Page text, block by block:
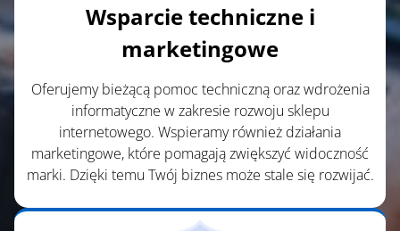
Wsparcie techniczne i
marketingowe
Oferujemy bieżącą pomoc techniczną oraz wdrożenia
informatyczne w zakresie rozwoju sklepu
internetowego. Wspieramy również działania
marketingowe, które pomagają zwiększyć widoczność
marki. Dzięki temu Twój biznes może stale się rozwijać.